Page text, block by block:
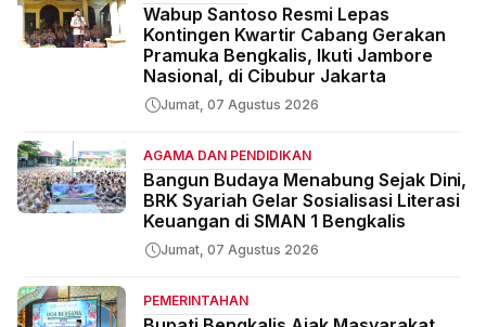
Wabup Santoso Resmi Lepas
Kontingen Kwartir Cabang Gerakan
Pramuka Bengkalis, Ikuti Jambore
Nasional, di Cibubur Jakarta
Jumat, 07 Agustus 2026
AGAMA DAN PENDIDIKAN
Bangun Budaya Menabung Sejak Dini,
BRK Syariah Gelar Sosialisasi Literasi
Keuangan di SMAN 1 Bengkalis
Jumat, 07 Agustus 2026
PEMERINTAHAN